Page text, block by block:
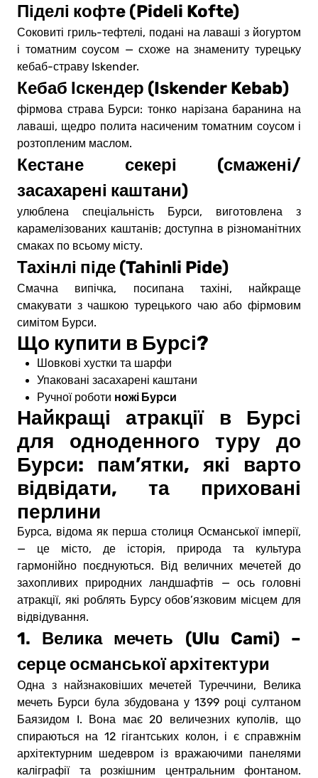
Піделі кофтe (Pideli Kofte)
Соковиті гриль-тефтелі, подані на лаваші з йогуртом
і томатним соусом — схоже на знамениту турецьку
кебаб-страву Iskender.
Кебаб Іскендер (Iskender Kebab)
фірмова страва Бурси: тонко нарізана баранина на
лаваші, щедро политa насиченим томатним соусом і
розтопленим маслом.
Кестане секері (смажені/
засахарені каштани)
улюблена спеціальність Бурси, виготовлена з
карамелізованих каштанів; доступна в різноманітних
смаках по всьому місту.
Тахінлі піде (Tahinli Pide)
Смачна випічка, посипана тахіні, найкраще
смакувати з чашкою турецького чаю або фірмовим
симітом Бурси.
Що купити в Бурсі?
Шовкові хустки та шарфи
Упаковані засахарені каштани
Ручної роботи ножі Бурси
Найкращі атракції в Бурсі
для одноденного туру до
Бурси: пам’ятки, які варто
відвідати, та приховані
перлини
Бурса, відома як перша столиця Османської імперії,
— це місто, де історія, природа та культура
гармонійно поєднуються. Від величних мечетей до
захопливих природних ландшафтів — ось головні
атракції, які роблять Бурсу обов’язковим місцем для
відвідування.
1. Велика мечеть (Ulu Cami) –
серце османської архітектури
Одна з найзнаковіших мечетей Туреччини, Велика
мечеть Бурси була збудована у 1399 році султаном
Баязидом I. Вона має 20 величезних куполів, що
спираються на 12 гігантських колон, і є справжнім
архітектурним шедевром із вражаючими панелями
каліграфії та розкішним центральним фонтаном.